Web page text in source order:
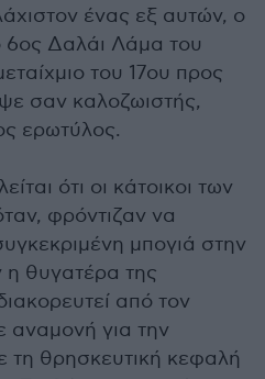
ένας εξ αυτών, ο
6ος Δαλάι Λάμα του
του 17ου προς
σαν καλοζωιστής,
ερωτύλος.
ότι οι κάτοικοι των
φρόντιζαν να
μπογιά στην
η θυγατέρα της
από τον
αναμονή για την
τη θρησκευτική κεφαλή